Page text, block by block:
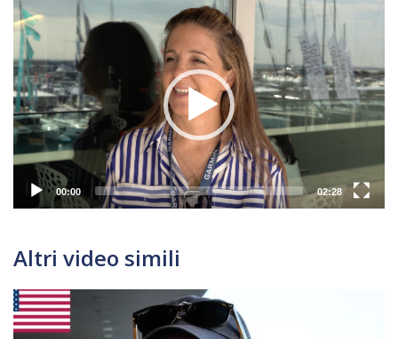
Video
Player
00:00 02:28
Altri video simili